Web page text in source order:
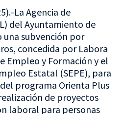
La Agencia de
del Ayuntamiento de
subvención por
concedida por Labora
Empleo y Formación y el
Estatal (SEPE), para
programa Orienta Plus
de proyectos
laboral para personas